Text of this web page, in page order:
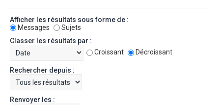
Afficher les résultats sous forme de :
Messages
Sujets
Classer les résultats par :
Croissant
Décroissant
Rechercher depuis :
Renvoyer les :